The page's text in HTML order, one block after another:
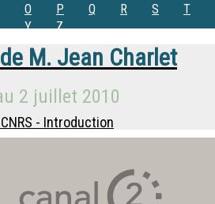
O P Q R S
T
Y Z
M. Jean Charlet
2 juillet 2010
- Introduction